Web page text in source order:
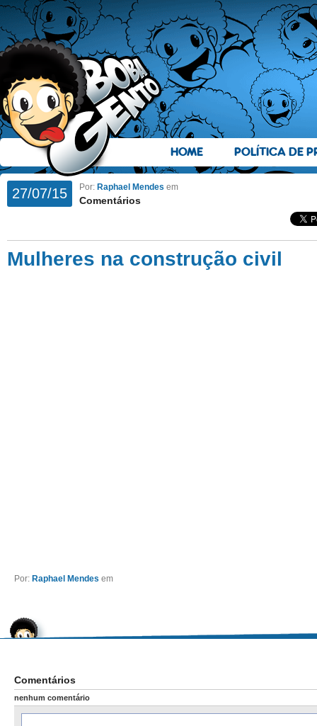
HOME POLÍTICA DE
27/07/15 Por: Raphael Mendes em
Comentários
Mulheres na construção civil
Por: Raphael Mendes em
Comentários
nenhum comentário